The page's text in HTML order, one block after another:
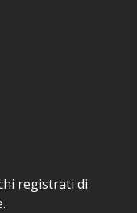
registrati di